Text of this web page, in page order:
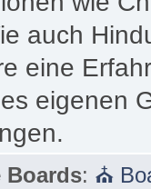
auch
eine
eigenen
Boards: ⛪